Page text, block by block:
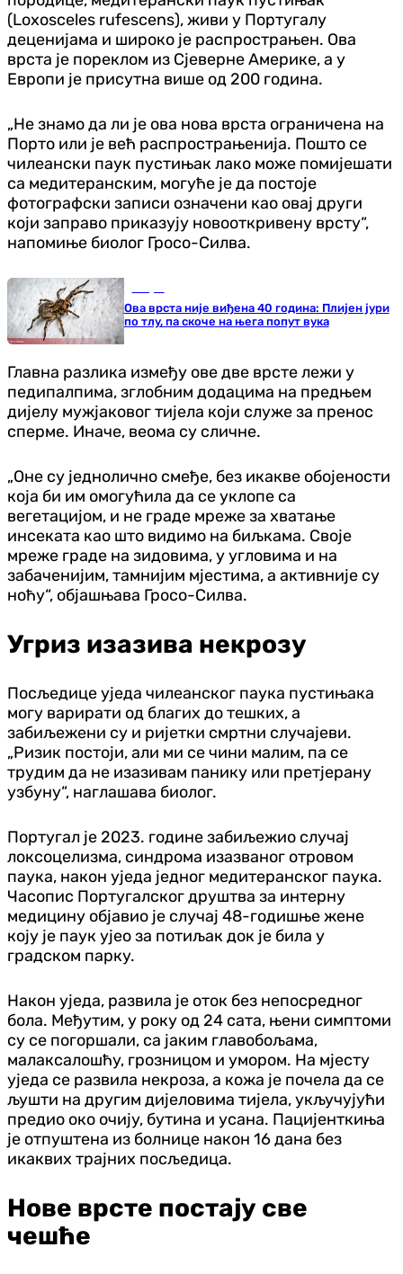
(Loxosceles rufescens), живи у Португалу
деценијама и широко је распрострањен. Ова
врста је пореклом из Сјеверне Америке, а у
Европи је присутна више од 200 година.
„Не знамо да ли је ова нова врста ограничена на
Порто или је већ распрострањенија. Пошто се
чилеански паук пустињак лако може помијешати
са медитеранским, могуће је да постоје
фотографски записи означени као овај други
који заправо приказују новооткривену врсту“,
напомиње биолог Гросо-Силва.
Ова врста није виђена 40 година: Плијен јури
по тлу, па скоче на њега попут вука
Главна разлика између ове две врсте лежи у
педипалпима, зглобним додацима на предњем
дијелу мужјаковог тијела који служе за пренос
сперме. Иначе, веома су сличне.
„Оне су једнолично смеђе, без икакве обојености
која би им омогућила да се уклопе са
вегетацијом, и не граде мреже за хватање
инсеката као што видимо на биљкама. Своје
мреже граде на зидовима, у угловима и на
забаченијим, тамнијим мјестима, а активније су
ноћу“, објашњава Гросо-Силва.
Угриз изазива некрозу
Посљедице уједа чилеанског паука пустињака
могу варирати од благих до тешких, а
забиљежени су и ријетки смртни случајеви.
„Ризик постоји, али ми се чини малим, па се
трудим да не изазивам панику или претјерану
узбуну“, наглашава биолог.
Португал је 2023. године забиљежио случај
локсоцелизма, синдрома изазваног отровом
паука, након уједа једног медитеранског паука.
Часопис Португалског друштва за интерну
медицину објавио је случај 48-годишње жене
коју је паук ујео за потиљак док је била у
градском парку.
Након уједа, развила је оток без непосредног
бола. Међутим, у року од 24 сата, њени симптоми
су се погоршали, са јаким главобољама,
малаксалошћу, грозницом и умором. На мјесту
уједа се развила некроза, а кожа је почела да се
љушти на другим дијеловима тијела, укључујући
предио око очију, бутина и усана. Пацијенткиња
је отпуштена из болнице након 16 дана без
икаквих трајних посљедица.
Нове врсте постају све
чешће